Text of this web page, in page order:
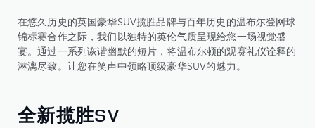
在悠久历史的英国豪华SUV揽胜品牌与百年历史的温布尔登网球
锦标赛合作之际，我们以独特的英伦气质呈现给您一场视觉盛
宴。通过一系列诙谐幽默的短片，将温布尔顿的观赛礼仪诠释的
淋漓尽致。让您在笑声中领略顶级豪华SUV的魅力。
全新揽胜SV